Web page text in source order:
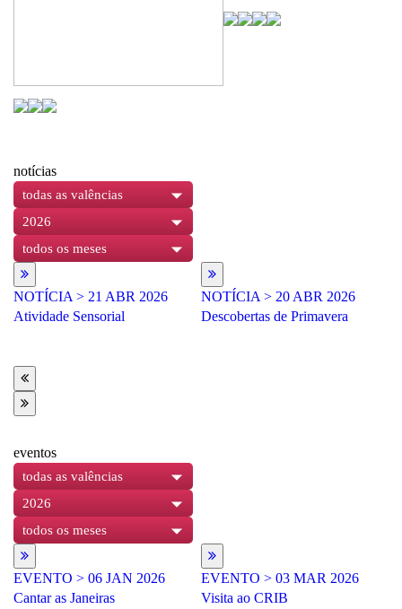
notícias
todas as valências
2026
todos os meses
NOTÍCIA > 21 ABR 2026
Atividade Sensorial
NOTÍCIA > 20 ABR 2026
Descobertas de Primavera
eventos
todas as valências
2026
todos os meses
EVENTO > 06 JAN 2026
Cantar as Janeiras
EVENTO > 03 MAR 2026
Visita ao CRIB